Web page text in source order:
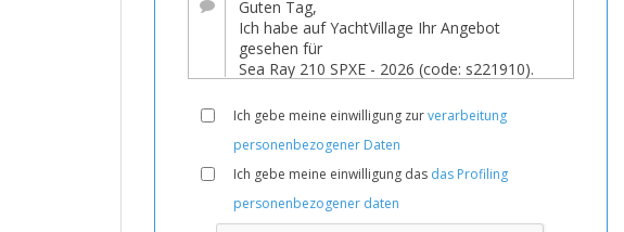
Zum
Verkauf,
Neu,
Motoryacht
Verkauf,
Ich gebe meine einwilligung zurverarbeitung
personenbezogener Daten
Ich gebe meine einwilligung das das Profiling
personenbezogener daten